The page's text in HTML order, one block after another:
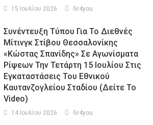
15 Ιουλίου 2026 Gr4you
Συνέντευξη Τύπου Για Το Διεθνές
Μίτινγκ Στίβου Θεσσαλονίκης
«Κώστας Σπανίδης» Σε Αγωνίσματα
Ρίψεων Την Τετάρτη 15 Ιουλίου Στις
Εγκαταστάσεις Του Εθνικού
Καυτανζογλείου Σταδίου (Δείτε Το
Video)
14 Ιουλίου 2026 Gr4you